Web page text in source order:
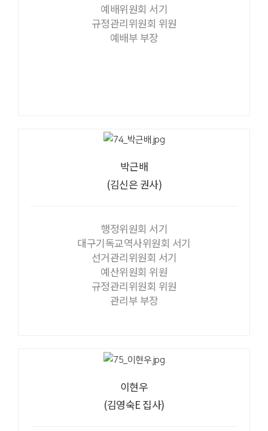
예배위원회 서기
규정관리위원회 위원
예배부 부장
박근배
(김신은 권사)
행정위원회 서기
대구기독교역사위원회 서기
선거관리위원회 서기
예산위원회 위원
규정관리위원회 위원
관리부 부장
이현우
(김영숙E 집사)